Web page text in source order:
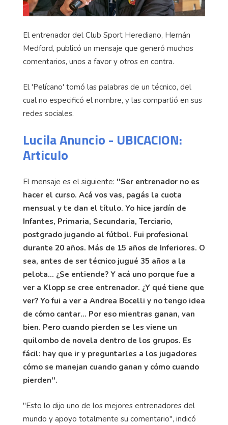
El entrenador del Club Sport Herediano, Hernán
Medford, publicó un mensaje que generó muchos
comentarios, unos a favor y otros en contra.
El 'Pelícano' tomó las palabras de un técnico, del
cual no especificó el nombre, y las compartió en sus
redes sociales.
Lucila Anuncio - UBICACION:
Articulo
El mensaje es el siguiente: ''Ser entrenador no es
hacer el curso. Acá vos vas, pagás la cuota
mensual y te dan el título. Yo hice jardín de
Infantes, Primaria, Secundaria, Terciario,
postgrado jugando al fútbol. Fui profesional
durante 20 años. Más de 15 años de Inferiores. O
sea, antes de ser técnico jugué 35 años a la
pelota… ¿Se entiende? Y acá uno porque fue a
ver a Klopp se cree entrenador. ¿Y qué tiene que
ver? Yo fui a ver a Andrea Bocelli y no tengo idea
de cómo cantar… Por eso mientras ganan, van
bien. Pero cuando pierden se les viene un
quilombo de novela dentro de los grupos. Es
fácil: hay que ir y preguntarles a los jugadores
cómo se manejan cuando ganan y cómo cuando
pierden''.
''Esto lo dijo uno de los mejores entrenadores del
mundo y apoyo totalmente su comentario'', indicó